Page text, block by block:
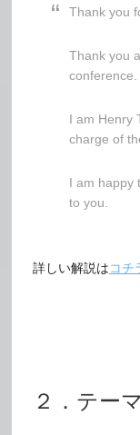
Thank you
Thank you
conference.
I am Henry
charge of
I am happy
to you.
詳しい解説はコチ
２．テー